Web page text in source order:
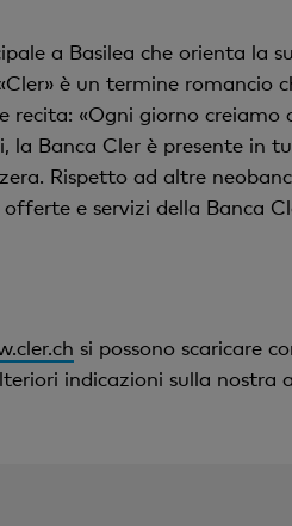
a Basilea che orienta la
è un termine romancio
recita: «Ogni giorno
la Banca Cler è presente in
Rispetto ad altre
e servizi della Banca
si possono scaricare
indicazioni sulla nostra